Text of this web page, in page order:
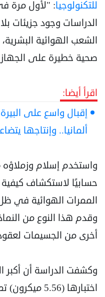
للتكنولوجيا
الدراسات وجود جزيئات
الشعب الهوائية
صحية خطيرة على
اقرأ أيضا:
إقبال واسع على
ألمانيا.. وإنتاجها
واستخدم إسلام وزملاؤه
حسابيًا لاستكشاف
الممرات الهوائية في
وقدم هذا النوع من
أخرى من الجسيمات
وكشفت الدراسة أن أكبر
اختبارها